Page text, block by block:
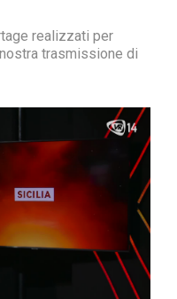
realizzati per
trasmissione di